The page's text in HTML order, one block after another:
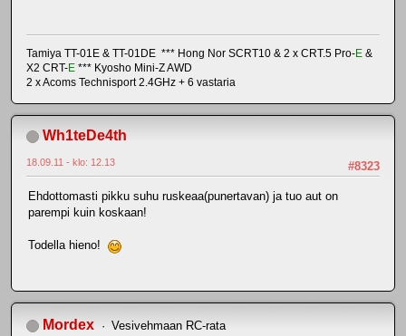
Tamiya TT-01E & TT-01DE *** Hong Nor SCRT10 & 2 x CRT.5 Pro-E &
X2 CRT-E *** Kyosho Mini-Z AWD
2 x Acoms Technisport 2.4GHz + 6 vastaria
Wh1teDe4th
#8323
18.09.11 - klo: 12.13
Ehdottomasti pikku suhu ruskeaa(punertavan) ja tuo aut on
parempi kuin koskaan!
Todella hieno!
Mordex Vesivehmaan RC-rata